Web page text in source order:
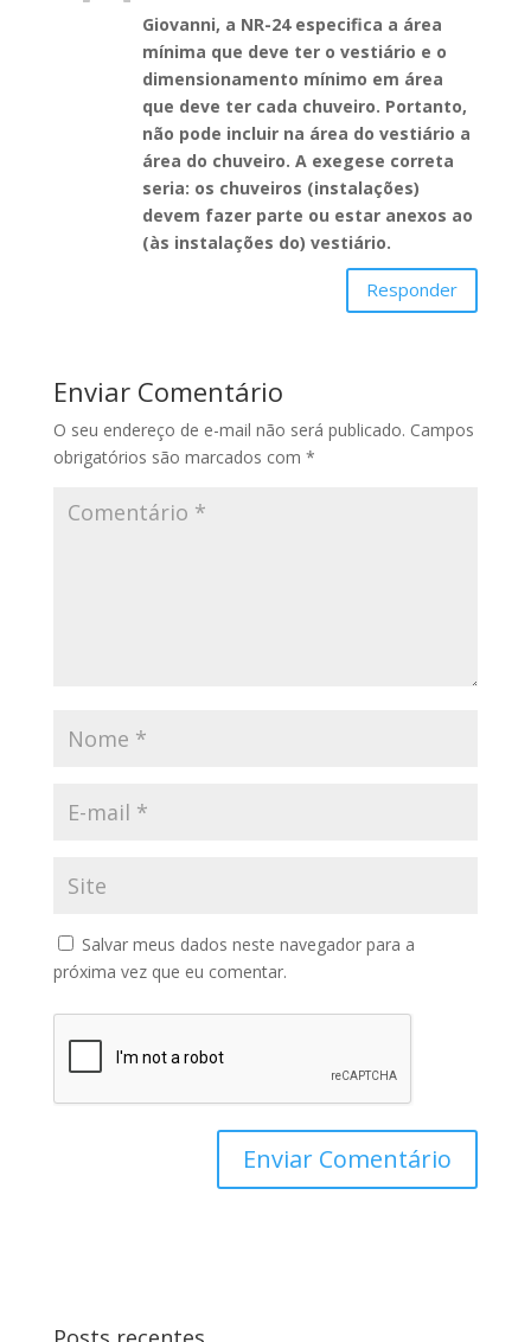
Giovanni, a NR-24 especifica a área
mínima que deve ter o vestiário e o
dimensionamento mínimo em área
que deve ter cada chuveiro. Portanto,
não pode incluir na área do vestiário a
área do chuveiro. A exegese correta
seria: os chuveiros (instalações)
devem fazer parte ou estar anexos ao
(às instalações do) vestiário.
Responder
Enviar Comentário
O seu endereço de e-mail não será publicado. Campos
obrigatórios são marcados com *
Salvar meus dados neste navegador para a
próxima vez que eu comentar.